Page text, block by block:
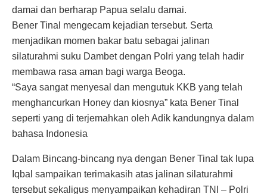
damai dan berharap Papua selalu damai.
Bener Tinal mengecam kejadian tersebut. Serta
menjadikan momen bakar batu sebagai jalinan
silaturahmi suku Dambet dengan Polri yang telah hadir
membawa rasa aman bagi warga Beoga.
“Saya sangat menyesal dan mengutuk KKB yang telah
menghancurkan Honey dan kiosnya” kata Bener Tinal
seperti yang di terjemahkan oleh Adik kandungnya dalam
bahasa Indonesia
Dalam Bincang-bincang nya dengan Bener Tinal tak lupa
Iqbal sampaikan terimakasih atas jalinan silaturahmi
tersebut sekaligus menyampaikan kehadiran TNI – Polri